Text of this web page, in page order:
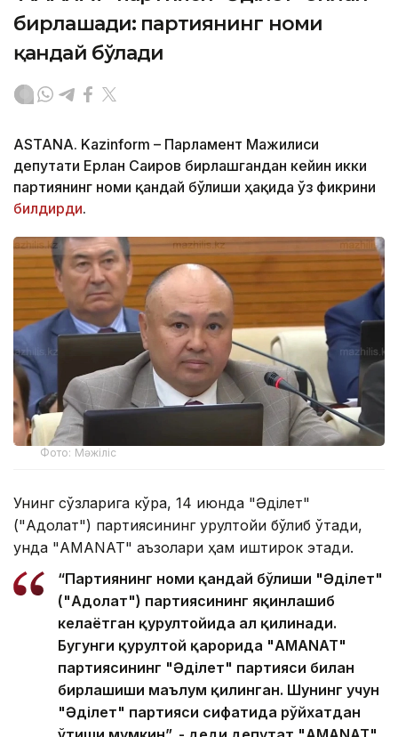
бирлашади: партиянинг номи
қандай бўлади
ASTANA. Kazinform – Парламент Мажилиси
депутати Ерлан Саиров бирлашгандан кейин икки
партиянинг номи қандай бўлиши ҳақида ўз фикрини
билдирди.
Фото: Мәжіліс
Унинг сўзларига кўра, 14 июнда "Әділет"
("Адолат") партиясининг қурултойи бўлиб ўтади,
унда "AMANAT" аъзолари ҳам иштирок этади.
“Партиянинг номи қандай бўлиши "Әділет"
("Адолат") партиясининг яқинлашиб
келаётган қурултойида ҳал қилинади.
Бугунги қурултой қарорида "AMANAT"
партиясининг "Әділет" партияси билан
бирлашиши маълум қилинган. Шунинг учун
"Әділет" партияси сифатида рўйхатдан